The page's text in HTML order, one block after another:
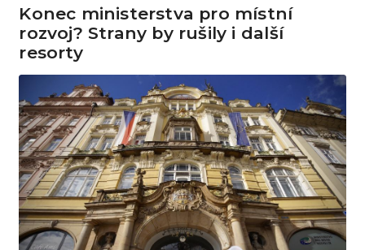
Konec ministerstva pro místní
rozvoj? Strany by rušily i další
resorty